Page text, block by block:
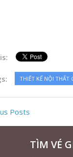
THIẾT KẾ NỘI THẤT
Posts
TÌM VÉ